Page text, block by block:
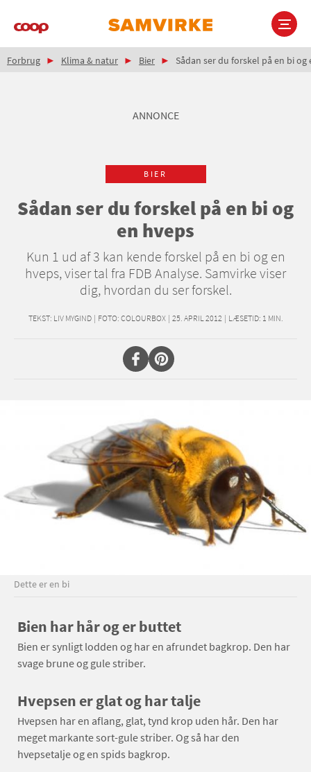
Main
Brødkrumme
Forbrug Klima & natur Bier Sådan ser du forskel på en bi og
ANNONCE
BIER
Sådan ser du forskel på en bi og
en hveps
Kun 1 ud af 3 kan kende forskel på en bi og en
hveps, viser tal fra FDB Analyse. Samvirke viser
dig, hvordan du ser forskel.
TEKST: LIV MYGIND | FOTO: COLOURBOX | 25. APRIL 2012 | LÆSETID: 1 MIN.
Dette er en bi
Bien har hår og er buttet
Bien er synligt lodden og har en afrundet bagkrop. Den har
svage brune og gule striber.
Hvepsen er glat og har talje
Hvepsen har en aflang, glat, tynd krop uden hår. Den har
meget markante sort-gule striber. Og så har den
hvepsetalje og en spids bagkrop.